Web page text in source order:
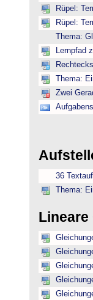
Rüpel:
Rüpel:
Thema:
Lernpfad
Thema:
Zwei
36
Thema:
Lineare